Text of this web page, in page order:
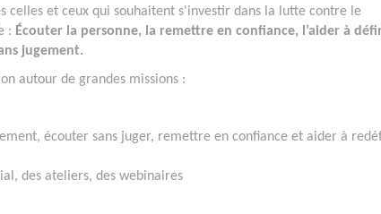
celles et ceux qui souhaitent s'investir dans la lutte contre le
: Écouter la personne, la remettre en confiance, l’aider à
jugement.
autour de grandes missions :
écouter sans juger, remettre en confiance et aider à
des ateliers, des webinaires